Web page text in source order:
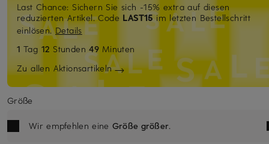
Last Chance: Sichern Sie sich -15% extra auf diesen
reduzierten Artikel. Code LAST15im letzten Bestellschritt
einlösen.Details
1 Tag 12 Stunden49 Minuten
Zu allen Aktionsartikeln
Größe
Wir empfehlen eine Größe größer.